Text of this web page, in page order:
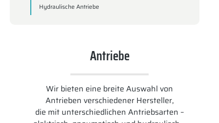
Hydraulische Antriebe
Antriebe
Wir bieten eine breite Auswahl von
Antrieben verschiedener Hersteller,
die mit unterschiedlichen Antriebsarten –